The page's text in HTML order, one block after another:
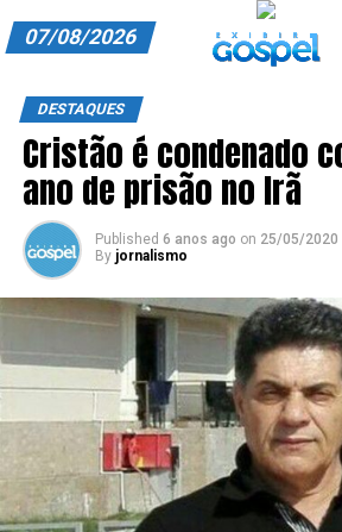
ANUNCIE CONOSCO
ASSINE
CARRINHO
EDITORIAL
EXPEDIENTE
FINALIZAR COMPRA
HOME
07/08/2026
DESTAQUES
Cristão é condenado
ano de prisão no Irã
Published 6 anos ago on 25/05/2020
By jornalismo